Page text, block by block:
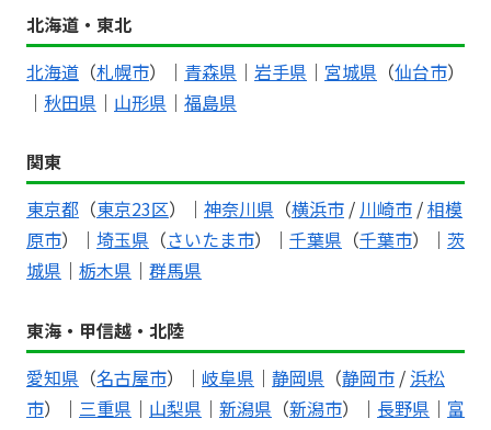
北海道・東北
北海道 （札幌市）｜ 青森県 ｜ 岩手県 ｜ 宮城県 （仙台市）
｜ 秋田県 ｜ 山形県 ｜ 福島県
関東
東京都 （東京23区）｜ 神奈川県 （横浜市 / 川崎市 /相模
原市）｜ 埼玉県 （さいたま市）｜ 千葉県 （千葉市）｜ 茨
城県 ｜ 栃木県 ｜ 群馬県
東海・甲信越・北陸
愛知県 （名古屋市）｜ 岐阜県 ｜ 静岡県 （静岡市 / 浜松
市）｜ 三重県 ｜ 山梨県 ｜ 新潟県 （新潟市）｜ 長野県 ｜ 富